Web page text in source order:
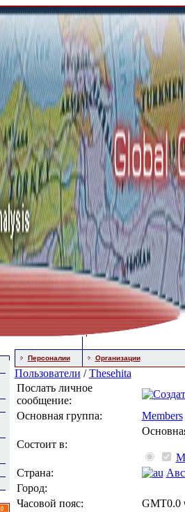
Персоналии Организации
Пользователи /Thesehita
Послать личное
сообщение:
Основная группа:
Members
Состоит в:
Страна:
Город:
Часовой пояс:
GMT0.0